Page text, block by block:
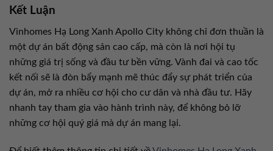
Kết Luận
Vinhomes Hạ Long Xanh Apollo City không chỉ đơn thuần là
một dự án bất động sản cao cấp, mà còn là nơi hội tụ
những giá trị sống và đầu tư bền vững. Vành đai và cao tốc
kết nối sẽ là đòn bẩy mạnh mẽ thúc đẩy sự phát triển của
dự án, mở ra nhiều cơ hội cho cư dân và nhà đầu tư. Hãy
nhanh tay tham gia vào hành trình này, để không bỏ lỡ
những cơ hội quý giá mà dự án mang lại.